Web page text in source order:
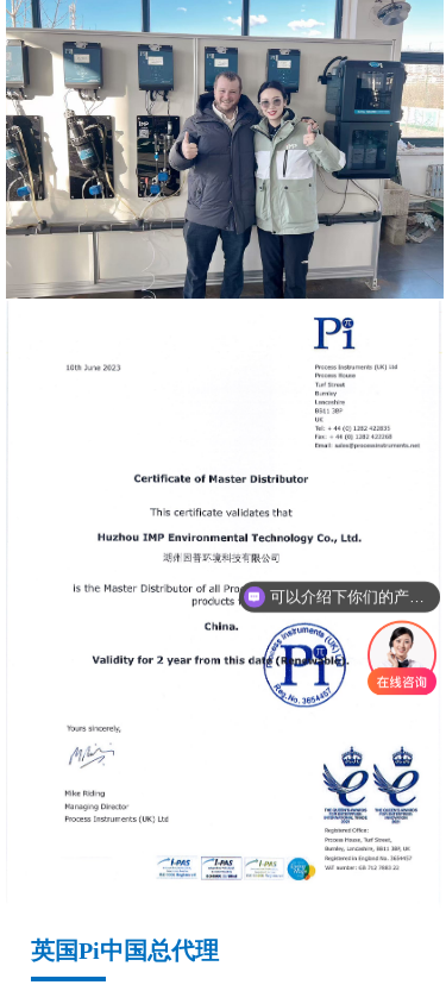
英国Pi中国总代理
可以介绍下你们的产品么